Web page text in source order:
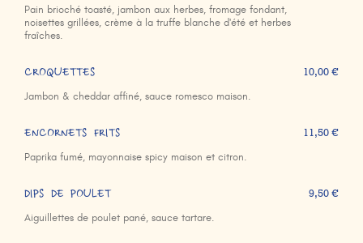
Pain brioché toasté, jambon aux herbes, fromage fondant,
noisettes grillées, crème à la truffe blanche d'été et herbes
fraîches.
CROQUETTES
Jambon & cheddar affiné, sauce romesco maison.
10,00 €
ENCORNETS FRITS
Paprika fumé, mayonnaise spicy maison et citron.
11,50 €
DIPS DE POULET
Aiguillettes de poulet pané, sauce tartare.
9,50 €